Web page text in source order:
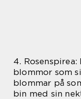
4. Rosenspirea:
blommor som
blommar på
bin med sin